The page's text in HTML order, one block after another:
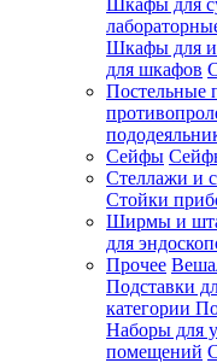
Шкафы для
Шкафы для
для шкафов
Постельные
Сейфы
Стеллажи и
Стойки
Ширмы и
для
Прочее
Подставки
категории
Наборы для
помещений